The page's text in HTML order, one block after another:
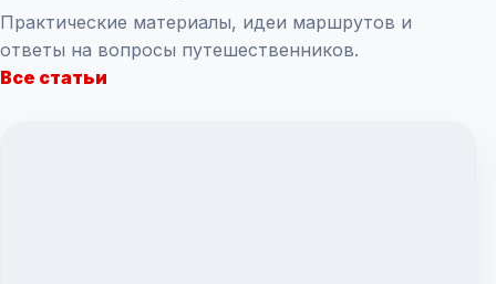
Практические материалы, идеи маршрутов и
ответы на вопросы путешественников.
Все статьи